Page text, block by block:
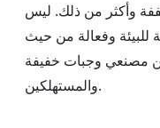
وأكثر من ذلك. ليس
للبيئة وفعالة من حيث
مصنعي وجبات خفيفة
والمستهلكين.